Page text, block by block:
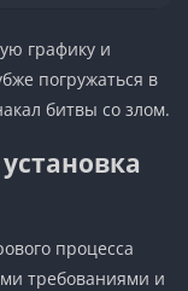
графику и
погружаться в
битвы со злом.
процесса
требованиями и